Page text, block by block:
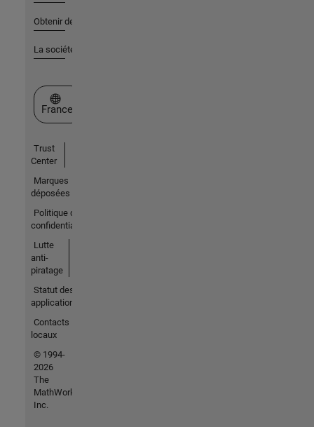
Obtenir de l'aide
La société
Sélectionner un site web
France
Trust
Center
Marques
déposées
Politique de
confidentialité
Lutte
anti-
piratage
Statut des
applications
Contacts
locaux
© 1994-
2026
The
MathWorks,
Inc.